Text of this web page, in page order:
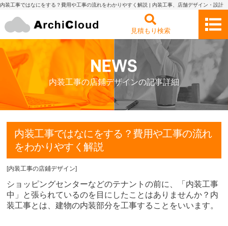
内装工事ではなにをする？費用や工事の流れをわかりやすく解説 | 内装工事、店舗デザイン・設計
見積もり検索
内装工事の店鋪デザインの記事詳細
内装工事ではなにをする？費用や工事の流れ
をわかりやすく解説
[内装工事の店鋪デザイン]
ショッピングセンターなどのテナントの前に、「内装工事
中」と張られているのを目にしたことはありませんか？内
装工事とは、建物の内装部分を工事することをいいます。